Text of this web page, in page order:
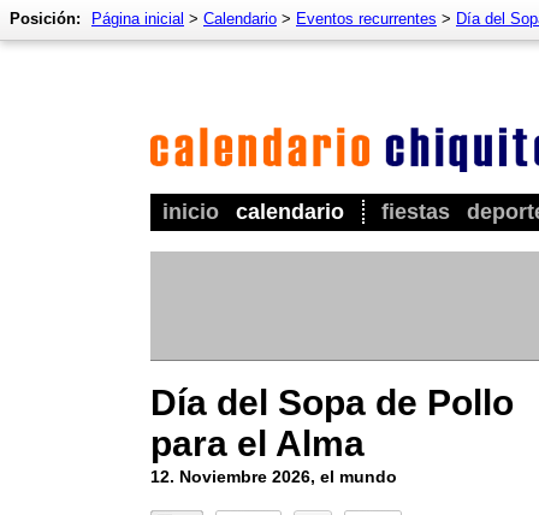
inicio calendario fiestas
Posición: Página inicial > Calendario > Eventos recurrentes > Día del
Día del Sopa de Pollo
para el Alma
12. Noviembre 2026, el mundo